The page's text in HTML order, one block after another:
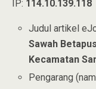
IP: 114.10.139.118
Judul artikel
Sawah
Kecamatan
Pengarang